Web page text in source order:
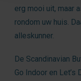
erg mooi uit, maar
rondom uw huis.
alleskunner.
De Scandinavian
Go Indoor en